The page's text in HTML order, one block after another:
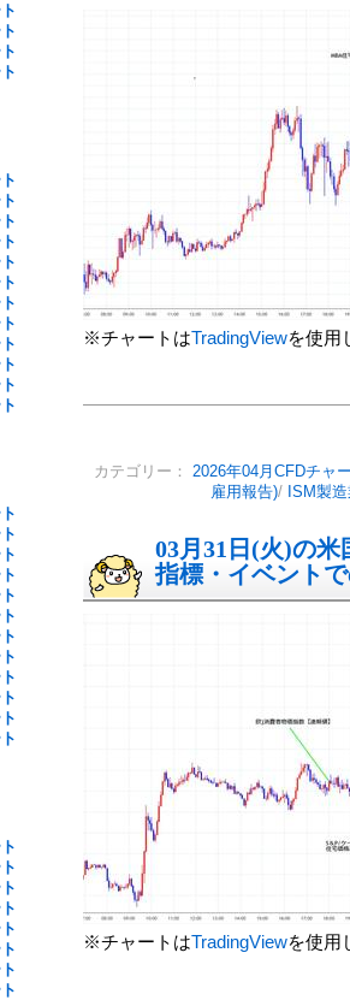
※チャートはTradingViewを使用
カテゴリー： 2026年04月CFDチャ
雇用報告)/ ISM製
03月31日(火)の
指標・イベント
※チャートはTradingViewを使用